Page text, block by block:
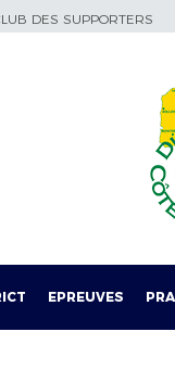
DES SUPPORTERS
EPREUVES